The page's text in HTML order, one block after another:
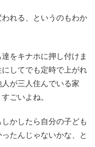
れる、というのもわか
をキナホに押し付けま
してでも定時で上がれ
が三人住んでいる家
ごいよね。
かしたら自分の子ども
たんじゃないかな、と